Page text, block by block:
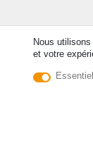
Nous
et votre
Essentiel